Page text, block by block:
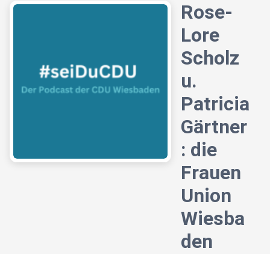
Rose-
Lore
Scholz
u.
Patricia
Gärtner
: die
Frauen
Union
Wiesba
den